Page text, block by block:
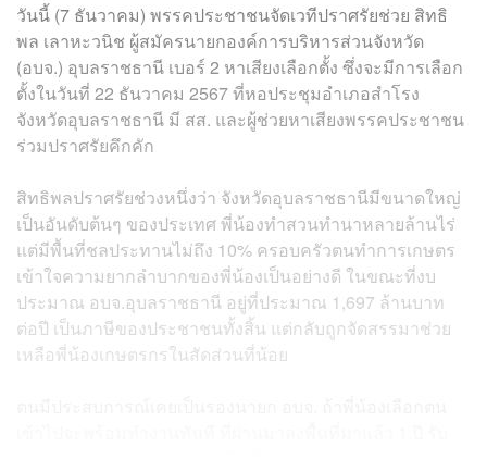
วันนี้ (7 ธันวาคม) พรรคประชาชนจัดเวทีปราศรัยช่วย สิทธิ
พล เลาหะวนิช ผู้สมัครนายกองค์การบริหารส่วนจังหวัด
(อบจ.) อุบลราชธานี เบอร์ 2 หาเสียงเลือกตั้ง ซึ่งจะมีการเลือก
ตั้งในวันที่ 22 ธันวาคม 2567 ที่หอประชุมอำเภอสำโรง
จังหวัดอุบลราชธานี มี สส. และผู้ช่วยหาเสียงพรรคประชาชน
ร่วมปราศรัยคึกคัก
สิทธิพลปราศรัยช่วงหนึ่งว่า จังหวัดอุบลราชธานีมีขนาดใหญ่
เป็นอันดับต้นๆ ของประเทศ พี่น้องทำสวนทำนาหลายล้านไร่
แต่มีพื้นที่ชลประทานไม่ถึง 10% ครอบครัวตนทำการเกษตร
เข้าใจความยากลำบากของพี่น้องเป็นอย่างดี ในขณะที่งบ
ประมาณ อบจ.อุบลราชธานี อยู่ที่ประมาณ 1,697 ล้านบาท
ต่อปี เป็นภาษีของประชาชนทั้งสิ้น แต่กลับถูกจัดสรรมาช่วย
เหลือพี่น้องเกษตรกรในสัดส่วนที่น้อย